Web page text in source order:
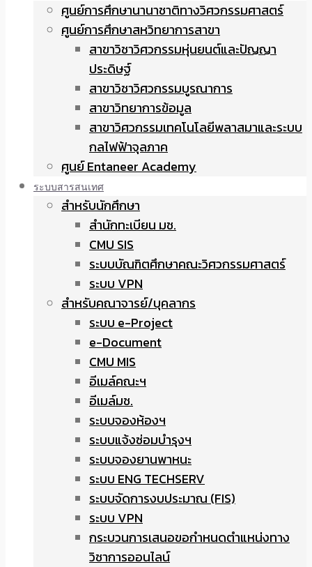
ศูนย์การศึกษานานาชาติทางวิศวกรรมศาสตร์
ศูนย์การศึกษาสหวิทยาการสาขา
สาขาวิชาวิศวกรรมหุ่นยนต์และปัญญา
ประดิษฐ์
สาขาวิชาวิศวกรรมบูรณาการ
สาขาวิทยาการข้อมูล
สาขาวิศวกรรมเทคโนโลยีพลาสมาและระบบ
กลไฟฟ้าจุลภาค
ศูนย์ Entaneer Academy
ระบบสารสนเทศ
สำหรับนักศึกษา
สำนักทะเบียน มช.
CMU SIS
ระบบบัณฑิตศึกษาคณะวิศวกรรมศาสตร์
ระบบ VPN
สำหรับคณาจารย์/บุคลากร
ระบบ e-Project
e-Document
CMU MIS
อีเมล์คณะฯ
อีเมล์มช.
ระบบจองห้องฯ
ระบบแจ้งซ่อมบำรุงฯ
ระบบจองยานพาหนะ
ระบบ ENG TECHSERV
ระบบจัดการงบประมาณ (FIS)
ระบบ VPN
กระบวนการเสนอขอกำหนดตำแหน่งทาง
วิชาการออนไลน์